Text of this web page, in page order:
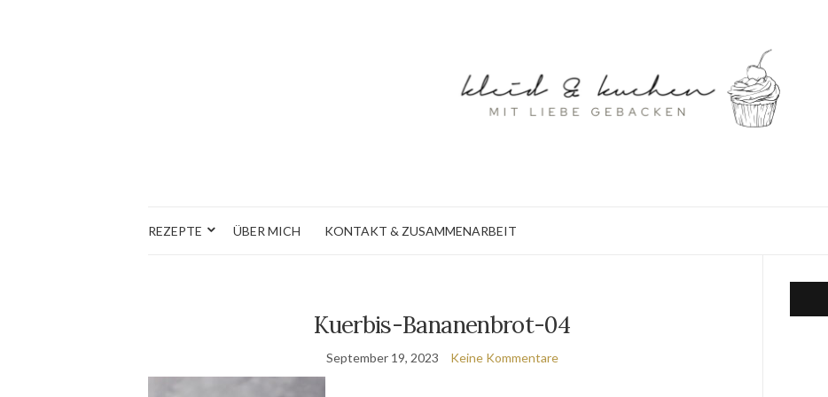
REZEPTE ÜBER MICH KONTAKT & ZUSAMMENARBEIT
Kuerbis-Bananenbrot-04
September 19, 2023 Keine Kommentare